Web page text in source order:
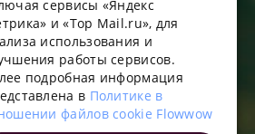
в сети “Интернет” по размещению
продавцов о реализации товаров.
, включенных в реестр
электронных вычислительных машин и
ответственностью «ФЛАУВАУ»
9702020445
вн.тер. г. Муниципальный округ
д. 9, помещ. 2/3.
FRENCH
сервисы «Яндекс
и «Top Mail.ru», для
использования и
работы сервисов.
подробная информация
в Политике в
файлов cookie Flowwow